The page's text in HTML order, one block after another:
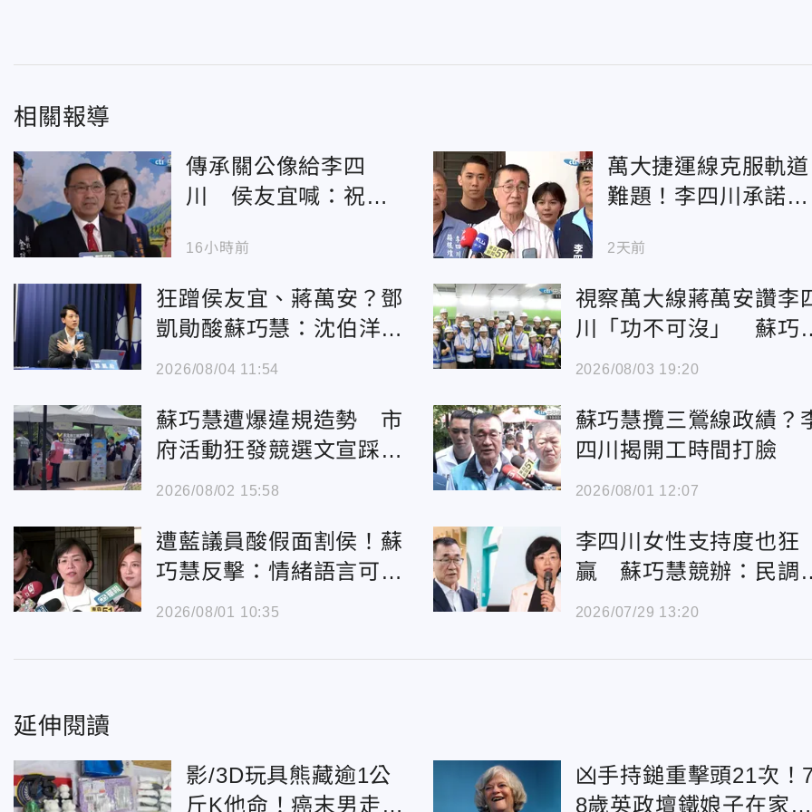
相關報導
傳承關公像給李四
川 侯友宜喊：祝福
利
16小時前
萬大捷運線克服軌道
難題！李四川承諾：
工程
2天前
狂蹭侯友宜、蔣萬安？鄧
凱勛酸蘇巧慧：沈伯洋情
何以堪
2026/08/04 11:54
視察萬大線蔣萬安讚李
川「功不可沒」 蘇巧
喊成功爭取經費
2026/08/03 19:20
蘇巧慧遭爆違規造勢 市
府活動狂發競選文宣踩場
侯友宜
2026/08/02 15:58
蘇巧慧攬三鶯線政績？
四川揭開工時間打臉
2026/08/01 12:07
遭藍議員酸假面割侯！蘇
巧慧反擊：情緒語言可以
不用
2026/08/01 10:35
李四川女性支持度也狂
贏 蘇巧慧競辦：民調
作參考
2026/07/29 13:20
延伸閱讀
影/3D玩具熊藏逾1公
斤K他命！癌末男走私
凶手持鎚重擊頭21次！
8歲英政壇鐵娘子在家吃